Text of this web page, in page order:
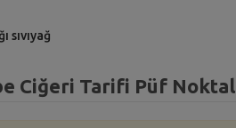
sıvıyağ
Ciğeri Tarifi Püf